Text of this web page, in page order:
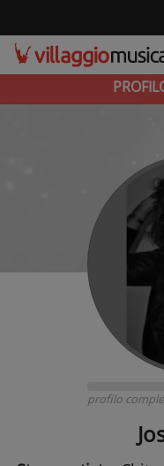
profilo